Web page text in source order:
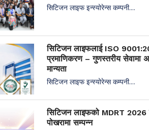
सिटिजन लाइफ इन्स्योरेन्स कम्पनी....
सिटिजन लाइफलाई ISO
प्रमाणिकरण – गुणस्तरीय सेवामा
मान्यता
सिटिजन लाइफ इन्स्योरेन्स कम्पनी....
सिटिजन लाइफको MDRT 2026
पोखरामा सम्पन्न